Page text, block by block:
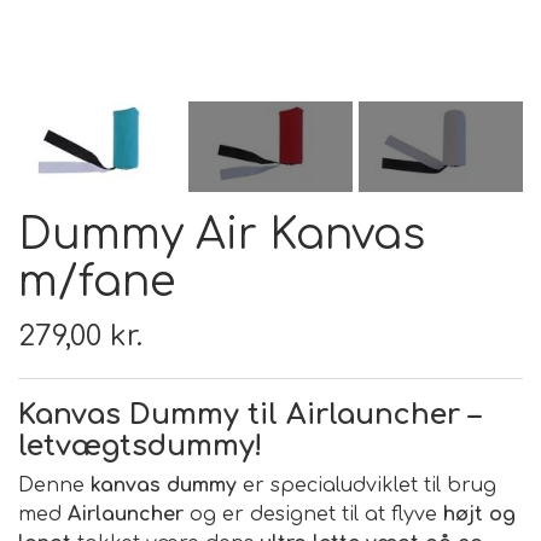
TILSKUD
PRÆMIER & GAVER
Dummy Air Kanvas
m/fane
279,00 kr.
Kanvas Dummy til Airlauncher –
letvægtsdummy!
Denne kanvas dummy er specialudviklet til brug
med Airlauncher og er designet til at flyve højt og